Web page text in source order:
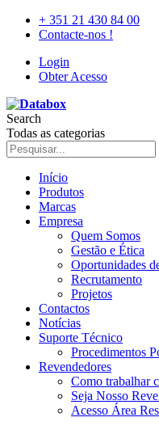
+ 351 21 430 84 00
Contacte-nos !
Login
Obter Acesso
Search
Todas as categorias
Início
Produtos
Marcas
Empresa
Quem Somos
Gestão e Ética
Oportunidades
Recrutamento
Projetos
Contactos
Notícias
Suporte Técnico
Procedimentos
Revendedores
Como trabalhar
Seja Nosso
Acesso Área